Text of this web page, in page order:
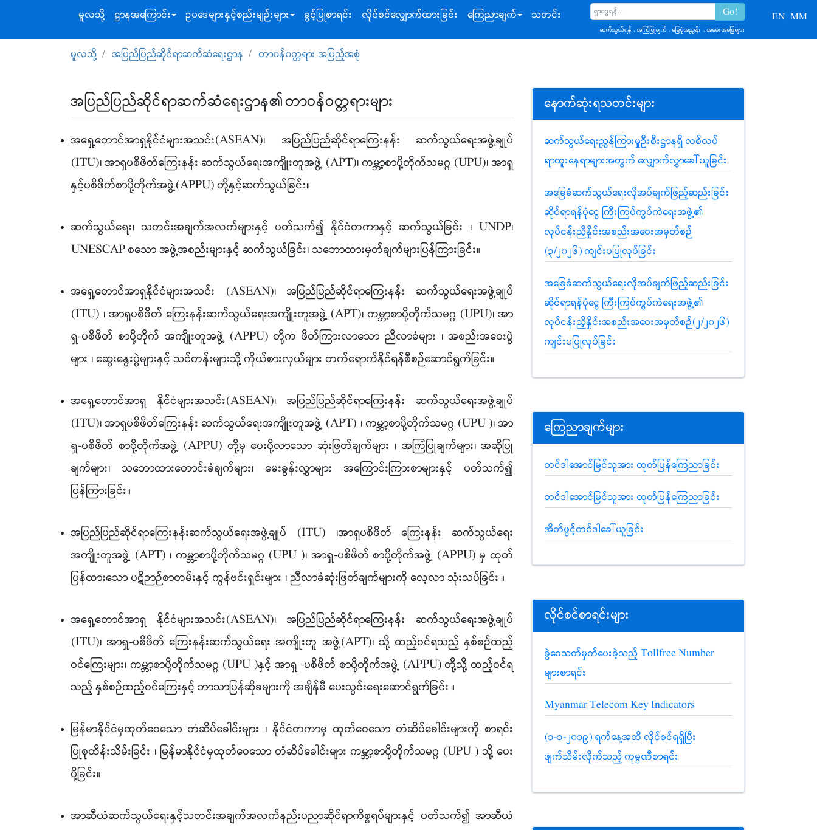
မူလသို့ ဌာနအ‌ကြောင်း ဥပဒေများနှင့်စည်းမျဉ်းများ ခွင့်ပြုစာရင်း လိုင်စင်လျှောက်ထားခြင်း ကြေညာချက် သတင်း
ဆက်သွယ်ရန် . အကြံပြုချက်. မြေပုံအညွှန်း . အမေးအဖြေများ
EN MM
မူလသို့ အပြည်ပြည်ဆိုင်ရာဆက်ဆံရေးဌာန တာ၀န်၀တ္တရား အပြည့်အစုံ
အပြည်ပြည်ဆိုင်ရာဆက်ဆံရေးဌာန၏တာဝန်ဝတ္တရားများ
အရှေ့တောင်အာရှနိုင်ငံများအသင်း(ASEAN)၊ အပြည်ပြည်ဆိုင်ရာကြေးနန်း ဆက်သွယ်ရေးအဖွဲ့ချုပ်
(ITU)၊ အာရှပစိဖိတ်ကြေးနန်း ဆက်သွယ်ရေးအကျိုးတူအဖွဲ့ (APT)၊ ကမ္ဘာ့စာပို့တိုက်သမဂ္ဂ (UPU)၊ အာရှ
နှင့်ပစိဖိတ်စာပို့တိုက်အဖွဲ့(APPU) တို့နှင့်ဆက်သွယ်ခြင်း။
ဆက်သွယ်ရေး၊ သတင်းအချက်အလက်များနှင့် ပတ်သက်၍ နိုင်ငံတကာနှင့် ဆက်သွယ်ခြင်း ၊ UNDP၊
UNESCAP စသော အဖွဲ့အစည်းများနှင့် ဆက်သွယ်ခြင်း၊ သဘောထားမှတ်ချက်များပြန်ကြားခြင်း။
အရှေ့တောင်အာရှနိုင်ငံများအသင်း (ASEAN)၊ အပြည်ပြည်ဆိုင်ရာကြေးနန်း ဆက်သွယ်ရေးအဖွဲ့ချုပ်
(ITU) ၊ အာရှပစိဖိတ် ကြေးနန်းဆက်သွယ်ရေးအကျိုးတူအဖွဲ့ (APT)၊ ကမ္ဘာ့စာပို့တိုက်သမဂ္ဂ (UPU)၊ အာ
ရှ-ပစိဖိတ် စာပို့တိုက် အကျိုးတူအဖွဲ့ (APPU) တို့က ဖိတ်ကြားလာသော ညီလာခံများ ၊ အစည်းအဝေးပွဲ
များ ၊ ဆွေးနွေးပွဲများနှင့် သင်တန်းများသို့ ကိုယ်စားလှယ်များ တက်ရောက်နိုင်ရန်စီစဉ်ဆောင်ရွက်ခြင်း။
အရှေ့တောင်အာရှ နိုင်ငံများအသင်း(ASEAN)၊ အပြည်ပြည်ဆိုင်ရာကြေးနန်း ဆက်သွယ်ရေးအဖွဲ့ချုပ်
(ITU)၊ အာရှပစိဖိတ်ကြေးနန်း ဆက်သွယ်ရေးအကျိုးတူအဖွဲ့ (APT) ၊ ကမ္ဘာ့စာပို့တိုက်သမဂ္ဂ (UPU )၊ အာ
ရှ-ပစိဖိတ် စာပို့တိုက်အဖွဲ့ (APPU) တို့မှ ပေးပို့လာသော ဆုံးဖြတ်ချက်များ ၊ အကြံပြုချက်များ၊ အဆိုပြု
ချက်များ၊ သဘောထားတောင်းခံချက်များ၊ မေးခွန်းလွှာများ အကြောင်းကြားစာများနှင့် ပတ်သက်၍
ပြန်ကြားခြင်း။
အပြည်ပြည်ဆိုင်ရာကြေးနန်းဆက်သွယ်ရေးအဖွဲ့ချုပ် (ITU) ၊အာရှပစိဖိတ် ကြေးနန်း ဆက်သွယ်ရေး
အကျိုးတူအဖွဲ့ (APT) ၊ ကမ္ဘာ့စာပို့တိုက်သမဂ္ဂ (UPU )၊ အာရှ-ပစိဖိတ် စာပို့တိုက်အဖွဲ့ (APPU) မှ ထုတ်
ပြန်ထားသော ပဋိဉာဉ်စာတမ်းနှင့် ကွန်ဗင်းရှင်းများ ၊ ညီလာခံဆုံးဖြတ်ချက်များကို လေ့လာ သုံးသပ်ခြင်း ။
အရှေ့တောင်အာရှ နိုင်ငံများအသင်း(ASEAN)၊ အပြည်ပြည်ဆိုင်ရာကြေးနန်း ဆက်သွယ်ရေးအဖွဲ့ချုပ်
(ITU)၊ အာရှ-ပစိဖိတ် ကြေးနန်းဆက်သွယ်ရေး အကျိုးတူ အဖွဲ့(APT)၊ သို့ ထည့်ဝင်ရသည့် နှစ်စဉ်ထည့်
ဝင်ကြေးများ၊ ကမ္ဘာ့စာပို့တိုက်သမဂ္ဂ (UPU )နှင့် အာရှ -ပစိဖိတ် စာပို့တိုက်အဖွဲ့ (APPU) တို့သို့ ထည့်ဝင်ရ
သည့် နှစ်စဉ်ထည့်ဝင်ကြေးနှင့် ဘာသာပြန်ဆိုခများကို အချိန်မီ ပေးသွင်းရေး‌ဆောင်ရွက်ခြင်း ။
မြန်မာနိုင်ငံမှထုတ်ဝေသော တံဆိပ်ခေါင်းများ ၊ နိုင်ငံတကာမှ ထုတ်ဝေသော တံဆိပ်ခေါင်းများကို စာရင်း
ပြုစုထိန်းသိမ်းခြင်း ၊ မြန်မာနိုင်ငံမှထုတ်ဝေသော တံဆိပ်ခေါင်းများ ကမ္ဘာ့စာပို့တိုက်သမဂ္ဂ (UPU ) သို့ ပေး
ပို့ခြင်း။
အာဆီယံဆက်သွယ်ရေးနှင့်သတင်းအချက်အလက်နည်းပညာဆိုင်ရာကိစ္စရပ်များနှင့် ပတ်သက်၍ အာဆီယံ
နောက်ဆုံးရသတင်းများ
ဆက်သွယ်ရေးညွှန်ကြားမှုဦးစီးဌာနရှိ လစ်လပ်
ရာထူးနေရာများအတွက် လျှောက်လွှာခေါ်ယူခြင်း
အခြေခံဆက်သွယ်ရေးလိုအပ်ချက်ဖြည့်ဆည်းခြင်း
ဆိုင်ရာရန်ပုံငွေ ကြီးကြပ်ကွပ်ကဲရေးအဖွဲ့၏
လုပ်ငန်းညှိနှိုင်းအစည်းအဝေးအမှတ်စဉ်
(၃/၂၀၂၆) ကျင်းပပြုလုပ်ခြင်း
အခြေခံဆက်သွယ်ရေးလိုအပ်ချက်ဖြည့်ဆည်းခြင်း
ဆိုင်ရာရန်ပုံငွေ ကြီးကြပ်ကွပ်ကဲရေးအဖွဲ့၏
လုပ်ငန်းညှိနှိုင်းအစည်းအဝေးအမှတ်စဉ်(၂/၂၀၂၆)
ကျင်းပပြုလုပ်ခြင်း
ကြေညာချက်များ
တင်ဒါအောင်မြင်သူအား ထုတ်ပြန်ကြေညာခြင်း
တင်ဒါအောင်မြင်သူအား ထုတ်ပြန်ကြေညာခြင်း
အိတ်ဖွင့်တင်ဒါခေါ်ယူခြင်း
လိုင်စင်စာရင်းများ
ခွဲဝေသတ်မှတ်ပေးခဲ့သည့် Tollfree Number
များစာရင်း
Myanmar Telecom Key Indicators
(၁-၁-၂၀၁၉) ရက်နေ့အထိ လိုင်စင်ရရှိပြီး
ဖျက်သိမ်းလိုက်သည့် ကုမ္ပဏီစာရင်း